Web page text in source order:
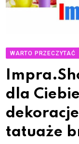
WARTO PRZECZYTAĆ
dla
tatuaże